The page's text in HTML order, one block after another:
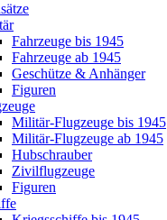
Fahrzeuge bis 1945
Fahrzeuge ab 1945
Geschütze & Anhänger
Figuren
Militär-Flugzeuge bis 1945
Militär-Flugzeuge ab 1945
Hubschrauber
Zivilflugzeuge
Figuren